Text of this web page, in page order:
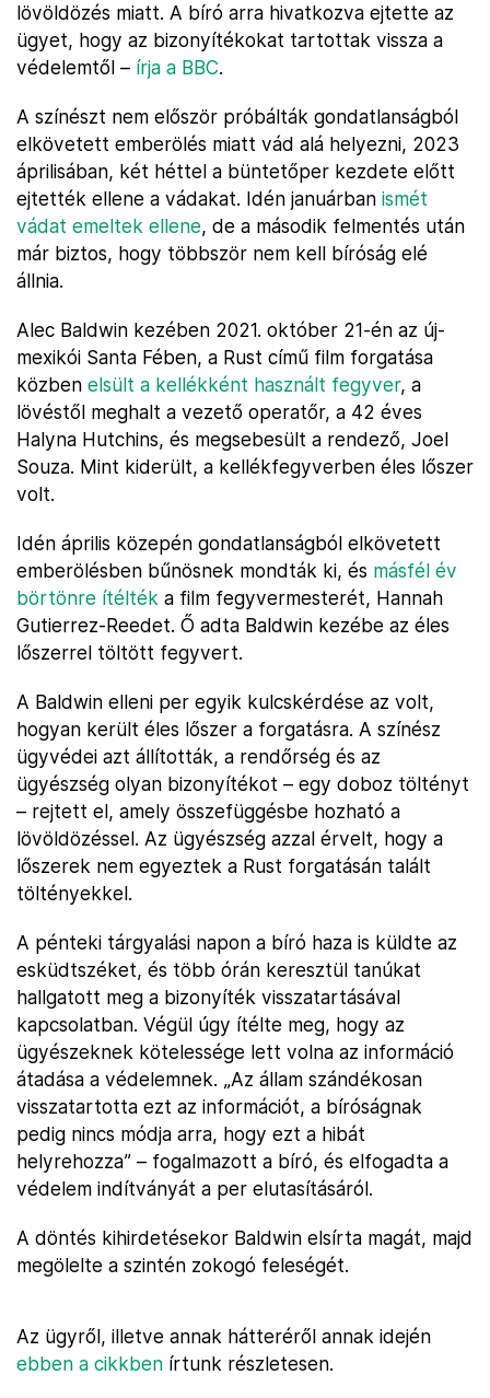
lövöldözés miatt. A bíró arra hivatkozva ejtette az
ügyet, hogy az bizonyítékokat tartottak vissza a
védelemtől – írja a BBC.
A színészt nem először próbálták gondatlanságból
elkövetett emberölés miatt vád alá helyezni, 2023
áprilisában, két héttel a büntetőper kezdete előtt
ejtették ellene a vádakat. Idén januárban ismét
vádat emeltek ellene, de a második felmentés után
már biztos, hogy többször nem kell bíróság elé
állnia.
Alec Baldwin kezében 2021. október 21-én az új-
mexikói Santa Fében, a Rust című film forgatása
közben elsült a kellékként használt fegyver, a
lövéstől meghalt a vezető operatőr, a 42 éves
Halyna Hutchins, és megsebesült a rendező, Joel
Souza. Mint kiderült, a kellékfegyverben éles lőszer
volt.
Idén április közepén gondatlanságból elkövetett
emberölésben bűnösnek mondták ki, és másfél év
börtönre ítélték a film fegyvermesterét, Hannah
Gutierrez-Reedet. Ő adta Baldwin kezébe az éles
lőszerrel töltött fegyvert.
A Baldwin elleni per egyik kulcskérdése az volt,
hogyan került éles lőszer a forgatásra. A színész
ügyvédei azt állították, a rendőrség és az
ügyészség olyan bizonyítékot – egy doboz töltényt
– rejtett el, amely összefüggésbe hozható a
lövöldözéssel. Az ügyészség azzal érvelt, hogy a
lőszerek nem egyeztek a Rust forgatásán talált
töltényekkel.
A pénteki tárgyalási napon a bíró haza is küldte az
esküdtszéket, és több órán keresztül tanúkat
hallgatott meg a bizonyíték visszatartásával
kapcsolatban. Végül úgy ítélte meg, hogy az
ügyészeknek kötelessége lett volna az információ
átadása a védelemnek. „Az állam szándékosan
visszatartotta ezt az információt, a bíróságnak
pedig nincs módja arra, hogy ezt a hibát
helyrehozza” – fogalmazott a bíró, és elfogadta a
védelem indítványát a per elutasításáról.
A döntés kihirdetésekor Baldwin elsírta magát, majd
megölelte a szintén zokogó feleségét.
Az ügyről, illetve annak hátteréről annak idején
ebben a cikkben írtunk részletesen.